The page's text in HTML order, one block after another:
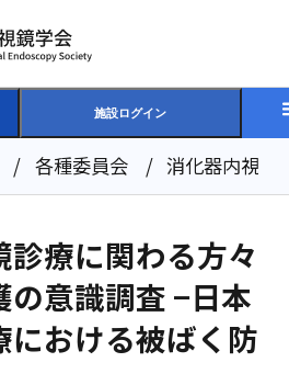
施設ログイン
各種委員会 消化器内視鏡
療に関わる方々
の意識調査 −日本
における被ばく防